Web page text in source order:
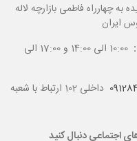
به چهارراه فاطمی بازارچه لاله
10:00 الی 14:00 و 17:00 الی
داخلی 102 ارتباط با شعبه
اجتماعی دنبال کنید